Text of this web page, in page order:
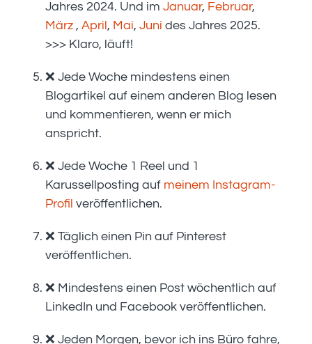
Jahres 2024. Und im Januar, Februar,
März, April, Mai, Juni des Jahres 2025.
>>> Klaro, läuft!
❌ Jede Woche mindestens einen
Blogartikel auf einem anderen Blog lesen
und kommentieren, wenn er mich
anspricht.
❌ Jede Woche 1 Reel und 1
Karussellposting auf meinem Instagram-
Profil veröffentlichen.
❌ Täglich einen Pin auf Pinterest
veröffentlichen.
❌ Mindestens einen Post wöchentlich auf
LinkedIn und Facebook veröffentlichen.
❌ Jeden Morgen, bevor ich ins Büro fahre,